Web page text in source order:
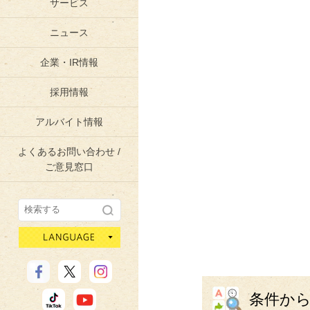
サービス
ニュース
企業・IR情報
採用情報
アルバイト情報
よくあるお問い合わせ /
ご意見窓口
条件か